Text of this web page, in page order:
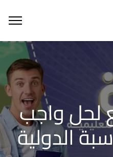
واجب
الدولية